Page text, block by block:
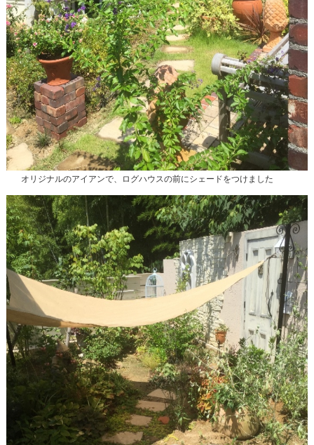
オリジナルのアイアンで、ログハウスの前にシェードをつけました